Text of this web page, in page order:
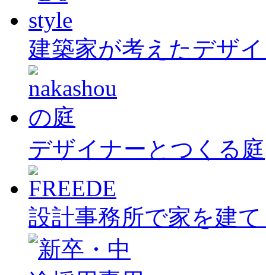
建築家が考えたデザ
デザイナーとつくる庭
設計事務所で家を建